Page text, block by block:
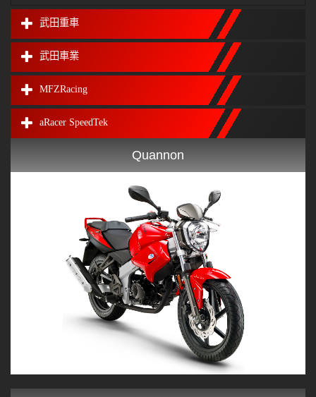
武田重車
武田車業
MFZRacing
aRacer SpeedTek
Quannon